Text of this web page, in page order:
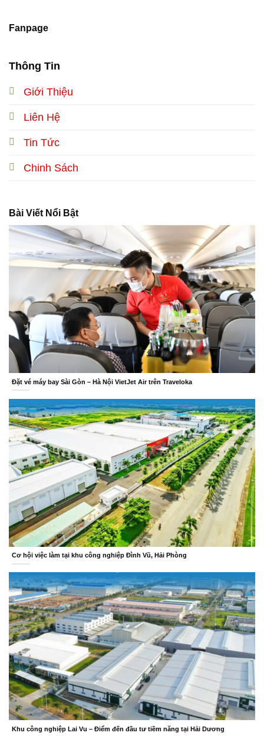
Thông Tin
Giới Thiệu
Liên Hệ
Tin Tức
Chinh Sách
Bài Viết Nổi Bật
Đặt vé máy bay Sài Gòn – Hà Nội VietJet Air trên Traveloka
Cơ hội việc làm tại khu công nghiệp Đình Vũ, Hải Phòng
Khu công nghiệp Lai Vu – Điểm đến đầu tư tiềm năng tại Hải Dương
Fanpage